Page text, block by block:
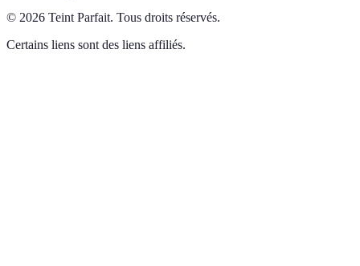
© 2026 Teint Parfait. Tous droits réservés.
Certains liens sont des liens affiliés.